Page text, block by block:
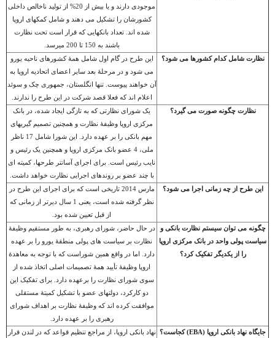
موجودی دارند و یا بیش از 20% از تولید ناخالص داخلی
کشورشان را تشکیل می دهند و شامل کمکهای اروپا
شده اند. تعداد بانکهایی که قرار است تحت نظارت
باشند به 150 تا 200 میرسد.
نظارت شامل کدام کشورها می شود؟
این طرح در گام اول شامل همۀ کشورهای ناحیه یورو
می شود و در مرحلۀ بعد سایر اعضای اتحادیه اروپا به
آن خواهند پیوست. تنها انگلستان، جمهوری چک و سوئد
اعلام اند که فعلا قصد شرکت در این طرح را ندارند.
نظارت چگونه صورت می گیرد؟
یک شورای نظارتی که به تازگی ایجاد شده، در بانک
مرکزی اروپا وظیفۀ نظارت و همچنین تصمیم گیریهای
مهم بانکی را بر عهده دارد. این شورا شامل 17 ناظر
ملی، 4 عضو بانک مرکزی اروپا و همچنین یک رئیس و
نایب رئیس است. برای اجرای آسانتر طرحها، کمیته ای
با چند عضو بر روندهای اجرایی نظارت خواهد داشت.
این طرح از چه زمانی اجرا می شود؟
مارس 2014 تاریخی است که برای اجرای این طرح در
نظر گرفته شده است، یعنی 1 سال دیرتر از زمانی که
از قبل تعیین شده بود.
چگونه می توان سیستم نظارت بانکی و
سیاست پولی واحد در بانک مرکزی اروپا
را از یکدیگر تفکیک کرد؟
در حال حاضر، شورای رهبری، به طور مستقیم وظیفۀ
نظارت بر سیاست های پولی منطقۀ یورو را بر عهده
دارد. اما در واقع همین شوراست که با توجه به معاهدۀ
اروپا وظیفۀ تأیید همۀ تصمیمات اصلی اتخاذ شده از
سوی شورای نظارت را برعهده دارد. برای تفکیک این
دو کارکرد، دولتهای عضو با تشکیل کمیتۀ مستقلی
موافقت کرده اند که وظیفۀ نظارت بر اهداف شورای
رهبری را بر عهده دارد.
جایگاه نهاد بانکی اروپا (EBA) کجاست؟ نهاد بانکی اروپا، از مراجع تنظیم قواعد که در لندن قرار